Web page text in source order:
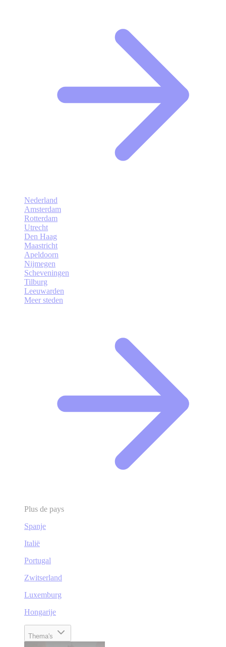
Nederland
Amsterdam
Rotterdam
Utrecht
Den Haag
Maastricht
Apeldoorn
Nijmegen
Scheveningen
Tilburg
Leeuwarden
Meer steden
Plus de pays
Spanje
Italië
Portugal
Zwitserland
Luxemburg
Hongarije
Thema's